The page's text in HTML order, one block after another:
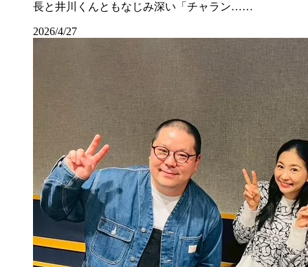
長と井川くんともなじみ深い「チャラン……
2026/4/27